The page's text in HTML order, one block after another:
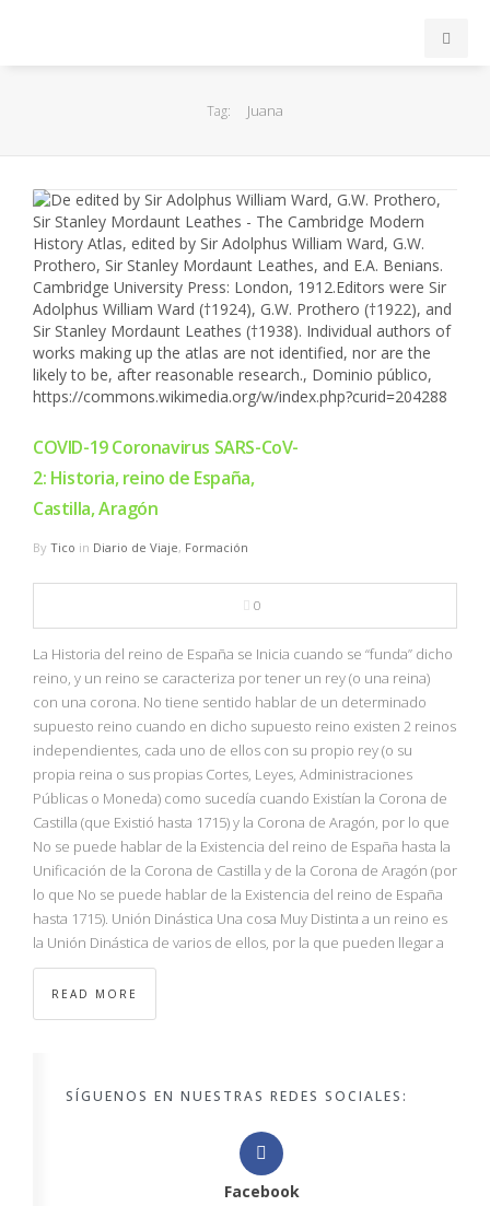
EuroLeague
FEB
FIBA
OTROS
FORMACIÓN
NBA
MULTIMEDIA
Tag: Juana
COVID-19 Coronavirus SARS-CoV-
2: Historia, reino de España,
Castilla, Aragón
By Tico in Diario de Viaje, Formación
0
La Historia del reino de España se Inicia cuando se “funda” dicho
reino, y un reino se caracteriza por tener un rey (o una reina)
con una corona. No tiene sentido hablar de un determinado
supuesto reino cuando en dicho supuesto reino existen 2 reinos
independientes, cada uno de ellos con su propio rey (o su
propia reina o sus propias Cortes, Leyes, Administraciones
Públicas o Moneda) como sucedía cuando Existían la Corona de
Castilla (que Existió hasta 1715) y la Corona de Aragón, por lo que
No se puede hablar de la Existencia del reino de España hasta la
Unificación de la Corona de Castilla y de la Corona de Aragón (por
lo que No se puede hablar de la Existencia del reino de España
hasta 1715). Unión Dinástica Una cosa Muy Distinta a un reino es
la Unión Dinástica de varios de ellos, por la que pueden llegar a
READ MORE
SÍGUENOS EN NUESTRAS REDES SOCIALES:
Facebook